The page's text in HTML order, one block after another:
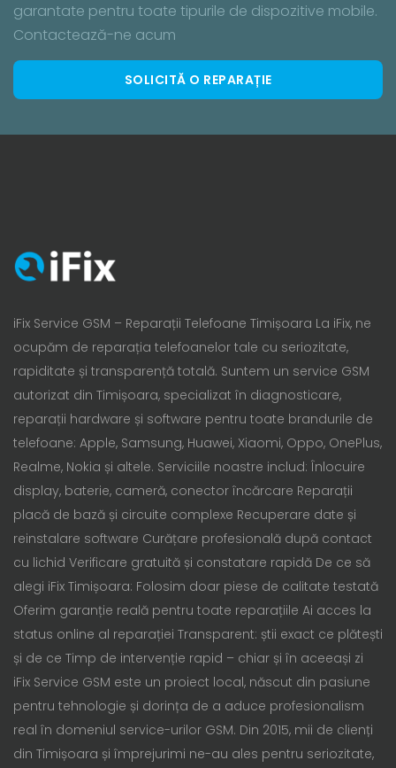
garantate pentru toate tipurile de dispozitive mobile.
Contactează-ne acum
SOLICITĂ O REPARAȚIE
iFix Service GSM – Reparații Telefoane Timișoara La iFix, ne
ocupăm de reparația telefoanelor tale cu seriozitate,
rapiditate și transparență totală. Suntem un service GSM
autorizat din Timișoara, specializat în diagnosticare,
reparații hardware și software pentru toate brandurile de
telefoane: Apple, Samsung, Huawei, Xiaomi, Oppo, OnePlus,
Realme, Nokia și altele. Serviciile noastre includ: Înlocuire
display, baterie, cameră, conector încărcare Reparații
placă de bază și circuite complexe Recuperare date și
reinstalare software Curățare profesională după contact
cu lichid Verificare gratuită și constatare rapidă De ce să
alegi iFix Timișoara: Folosim doar piese de calitate testată
Oferim garanție reală pentru toate reparațiile Ai acces la
status online al reparației Transparent: știi exact ce plătești
și de ce Timp de intervenție rapid – chiar și în aceeași zi
iFix Service GSM este un proiect local, născut din pasiune
pentru tehnologie și dorința de a aduce profesionalism
real în domeniul service-urilor GSM. Din 2015, mii de clienți
din Timișoara și împrejurimi ne-au ales pentru seriozitate,